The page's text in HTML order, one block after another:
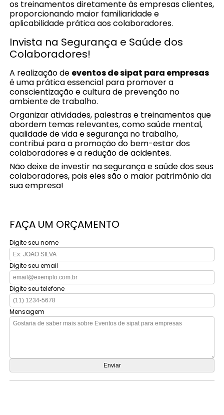
os treinamentos diretamente às empresas clientes,
proporcionando maior familiaridade e
aplicabilidade prática aos colaboradores.
Invista na Segurança e Saúde dos
Colaboradores!
A realização de eventos de sipat para empresas
é uma prática essencial para promover a
conscientização e cultura de prevenção no
ambiente de trabalho.
Organizar atividades, palestras e treinamentos que
abordem temas relevantes, como saúde mental,
qualidade de vida e segurança no trabalho,
contribui para a promoção do bem-estar dos
colaboradores e a redução de acidentes.
Não deixe de investir na segurança e saúde dos seus
colaboradores, pois eles são o maior patrimônio da
sua empresa!
FAÇA UM ORÇAMENTO
Digite seu nome
Digite seu email
Digite seu telefone
Mensagem